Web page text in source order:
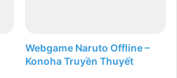
Webgame Naruto Offline –
Konoha Truyền Thuyết